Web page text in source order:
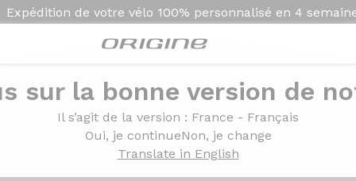
Expédition de votre vélo 100% personnalisé en 4
sur la bonne version de
Il s’agit de la version : France - Français
Oui, je continueNon, je change
Translate in English
Mavic Cosmic Elite
Force Mavic Cosmic